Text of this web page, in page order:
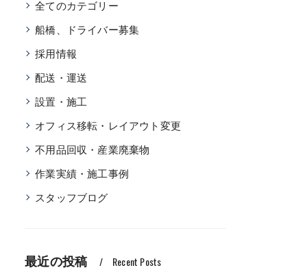
全てのカテゴリー
船橋、ドライバー募集
採用情報
配送・運送
設置・施工
オフィス移転・レイアウト変更
不用品回収・産業廃棄物
作業実績・施工事例
スタッフブログ
最近の投稿 Recent Posts